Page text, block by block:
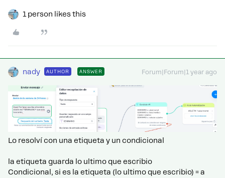
1 person likes this
nady AUTHOR ANSWER Forum|Forum|1 year ago
Lo resolví con una etiqueta y un condicional
la etiqueta guarda lo ultimo que escribio
Condicional, si es la etiqueta (lo ultimo que escribio) = a